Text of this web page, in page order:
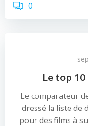
0
Le top
Le comparateur
dressé la liste de
pour des films à